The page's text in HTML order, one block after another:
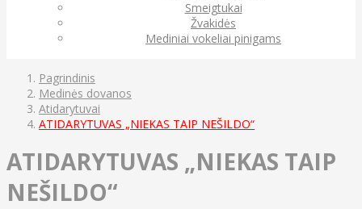
Smeigtukai
Žvakidės
Mediniai vokeliai pinigams
Pagrindinis
Medinės dovanos
Atidarytuvai
ATIDARYTUVAS „NIEKAS TAIP NEŠILDO“
ATIDARYTUVAS „NIEKAS TAIP
NEŠILDO“